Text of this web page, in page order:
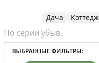
Дача Коттедж
ВЫБРАННЫЕ ФИЛЬТРЫ: